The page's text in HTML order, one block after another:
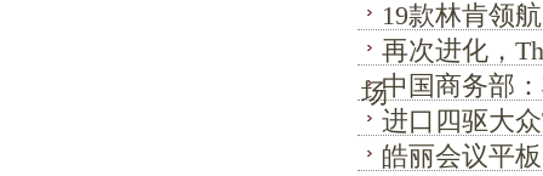
19款林肯领
再次进化，
场中国商务部
进口四驱大
皓丽会议平